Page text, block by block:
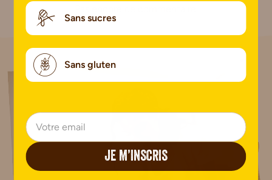
Sans sucres
Sans gluten
JE M’INSCRIS